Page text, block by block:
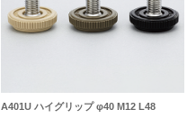
A401U ハイグリップ φ40 M12 L48